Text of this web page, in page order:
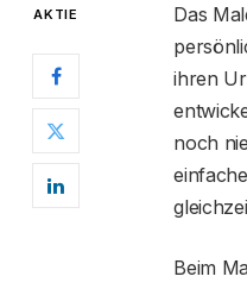
AKTIE
Das
ihren
noch
Beim